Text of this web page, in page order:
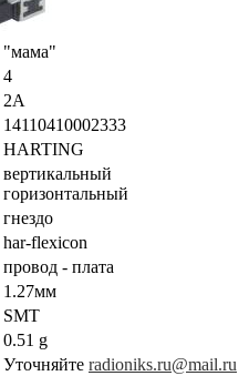
"мама"
4
2А
14110410002333
HARTING
вертикальный
горизонтальный
гнездо
har-flexicon
провод - плата
1.27мм
SMT
0.51 g
Уточняйте radioniks.ru@mail.ru